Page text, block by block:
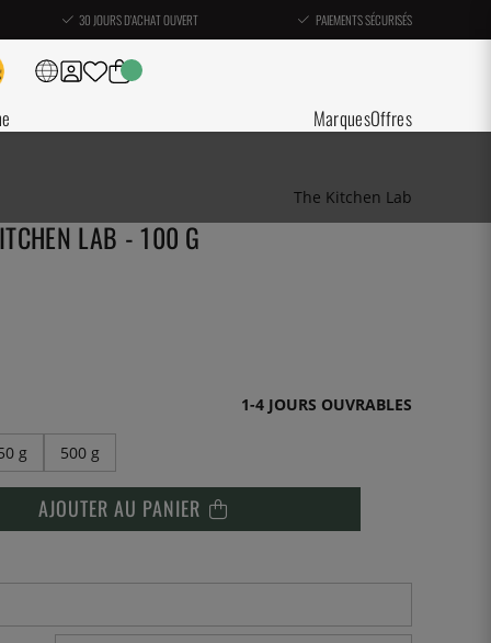
30 JOURS D'ACHAT OUVERT PAIEMENTS SÉCURISÉS
MarquesOffres
The Kitchen Lab
LAB - 100 G
1-4 JOURS OUVRABLES
g 500 g
AJOUTER AU PANIER